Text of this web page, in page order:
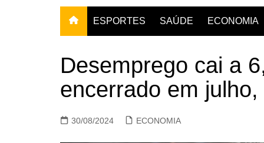
ESPORTES SAÚDE ECONOMIA
Desemprego cai a
encerrado em
30/08/2024 ECONOMIA